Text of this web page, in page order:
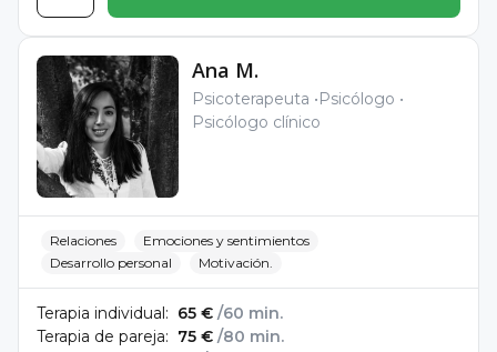
Ana M.
Psicoterapeuta
Psicólogo
Psicólogo clínico
Relaciones
Emociones y sentimientos
Desarrollo personal
Motivación.
Terapia individual: 65 € /60 min.
Terapia de pareja: 75 € /80 min.